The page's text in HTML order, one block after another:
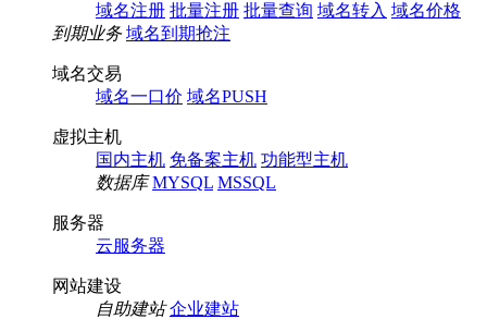
域名注册 批量注册 批量查询 域名转入 域名价格
到期业务 域名到期抢注
域名交易
域名一口价 域名PUSH
虚拟主机
国内主机 免备案主机 功能型主机
数据库 MYSQL MSSQL
服务器
云服务器
网站建设
自助建站 企业建站